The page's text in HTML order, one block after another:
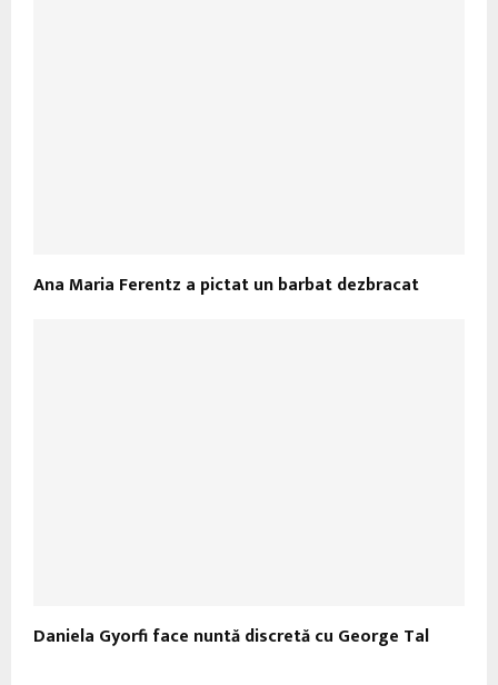
Ana Maria Ferentz a pictat un barbat dezbracat
Daniela Gyorfi face nuntă discretă cu George Tal